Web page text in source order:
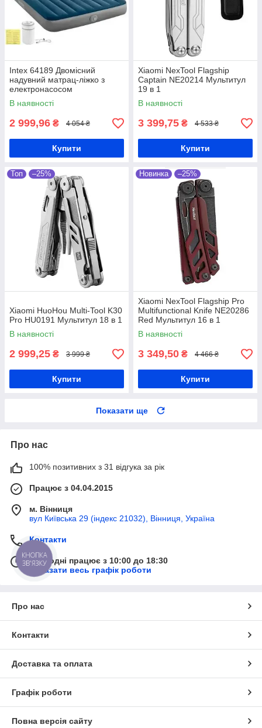
Intex 64189 Двомісний
надувний матрац-ліжко з
електронасосом
В наявності
2 999,96 ₴ 4 054 ₴
Купити
Xiaomi NexTool Flagship
Captain NE20214 Мультитул
19 в 1
В наявності
3 399,75 ₴ 4 533 ₴
Купити
Топ –25%
Xiaomi HuoHou Multi-Tool K30
Pro HU0191 Мультитул 18 в 1
В наявності
2 999,25 ₴ 3 999 ₴
Купити
Новинка –25%
Xiaomi NexTool Flagship Pro
Multifunctional Knife NE20286
Red Мультитул 16 в 1
В наявності
3 349,50 ₴ 4 466 ₴
Купити
Показати ще
Про нас
100% позитивних з 31 відгука за рік
Працює з 04.04.2015
м. Вінниця
вул Київська 29 (індекс 21032), Вінниця, Україна
Контакти
Сьогодні працює з 10:00 до 18:30
Показати весь графік роботи
Про нас
Контакти
Доставка та оплата
Графік роботи
Повна версія сайту
КНОПКА
ЗВ'ЯЗКУ